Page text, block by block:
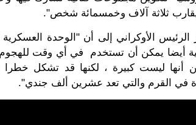
يقارب ثلاثة آلاف وخمسمائة شخص".
الرئيس الأوكراني إلى أن "الوحدة
أيضا يمكن أن تستخدم في أي وقت للهجوم
أنها ليست كبيرة ، لكنها قد تشكل
في القرم والتي تعد عشرين ألف جندي".